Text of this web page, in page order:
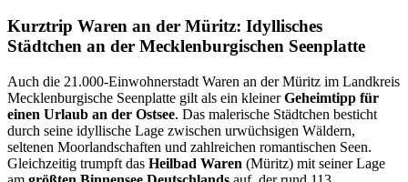
Kurztrip Waren an der Müritz: Idyllisches
Städtchen an der Mecklenburgischen Seenplatte
Auch die 21.000-Einwohnerstadt Waren an der Müritz im Landkreis
Mecklenburgische Seenplatte gilt als ein kleinerGeheimtipp für
einen Urlaub an der Ostsee. Das malerische Städtchen besticht
durch seine idyllische Lage zwischen urwüchsigen Wäldern,
seltenen Moorlandschaften und zahlreichen romantischen Seen.
Gleichzeitig trumpft das Heilbad Waren (Müritz) mit seiner Lage